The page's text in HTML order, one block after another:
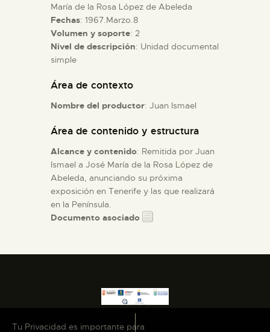
COLECCIONES
DIDÁCTICA
ESPAÑOL
María de la Rosa López de Abeleda
Fechas: 1967.Marzo.8
Volumen y soporte: 2
Nivel de descripción: Unidad documental
simple
Área de contexto
Nombre del productor: Juan Ismael
Área de contenido y estructura
Alcance y contenido: Remitida por Juan
Ismael a José María de la Rosa López de
Abeleda, anunciando su próxima
exposición en Tenerife y las que realizará
en la Península.
Documento asociado
Tu Privacidad es importante para